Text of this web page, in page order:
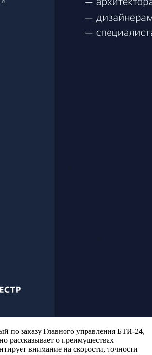
по заказу Главного управления БТИ-24,
рассказывает о преимуществах
внимание на скорости, точности